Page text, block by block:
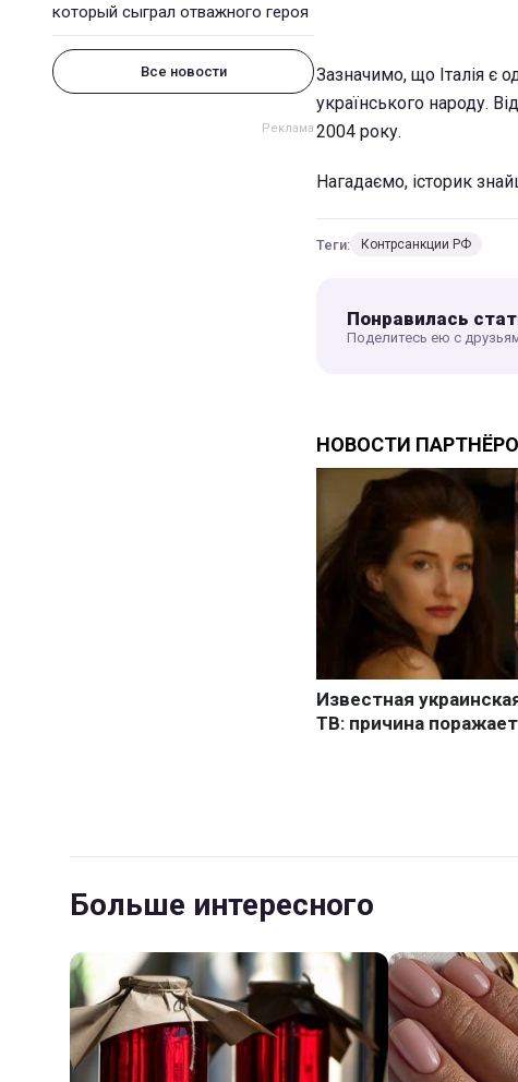
который сыграл отважного героя
Все новости
Зазначимо, що Італія є
українського народу.
2004 року.
Нагадаємо, історик
Теги: Контрсанкции РФ
Понравилась
Поделитесь ею с
Больше интересного